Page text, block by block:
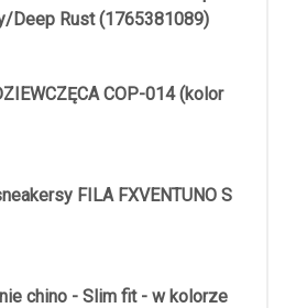
Deep Rust (1765381089)
COP-014 (kolor
FILA FXVENTUNO S
chino - Slim fit - w kolorze